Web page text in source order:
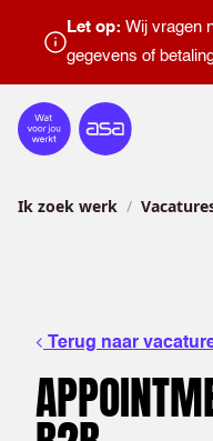
Let op: Wij vragen
gegevens of
Home
Ik zoek werk
Terug naar